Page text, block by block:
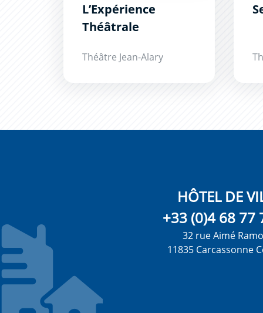
L’Expérience
Théâtrale
Théâtre Jean-Alary
HÔTEL DE
+33 (0)4 68 77
32 rue Aimé
11835 Carcassonne